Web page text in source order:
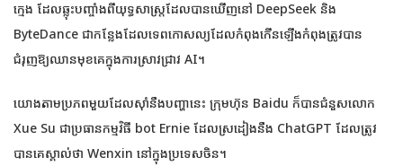
ក្មេង ដែលឆ្លុះបញ្ចាំងពីយុទ្ធសាស្ត្រដែលបានឃើញនៅ DeepSeek និង
ByteDance ជាកន្លែងដែលទេពកោសល្យដែលកំពុងកើនឡើងកំពុងត្រូវបាន
ជំរុញឱ្យឈានមុខគេក្នុងការស្រាវជ្រាវ AI។
យោងតាមប្រភពមួយដែលស៊ាំនឹងបញ្ហានេះ ក្រុមហ៊ុន Baidu ក៏បានជំនួសលោក
Xue Su ជាប្រធានកម្មវិធី bot Ernie ដែលស្រដៀងនឹង ChatGPT ដែលត្រូវ
បានគេស្គាល់ថា Wenxin នៅក្នុងប្រទេសចិន។